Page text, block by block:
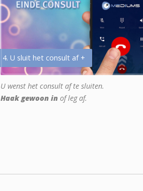
4. U sluit het consult af +
U wenst het consult af te sluiten.
Haak gewoon in of leg af.